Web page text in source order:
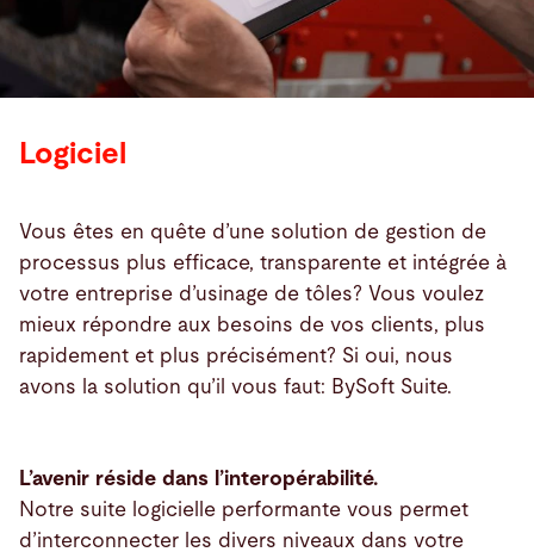
Logiciel
Vous êtes en quête d’une solution de gestion de
processus plus efficace, transparente et intégrée à
votre entreprise d’usinage de tôles? Vous voulez
mieux répondre aux besoins de vos clients, plus
rapidement et plus précisément? Si oui, nous
avons la solution qu’il vous faut: BySoft Suite.
L’avenir réside dans l’interopérabilité.
Notre suite logicielle performante vous permet
d’interconnecter les divers niveaux dans votre